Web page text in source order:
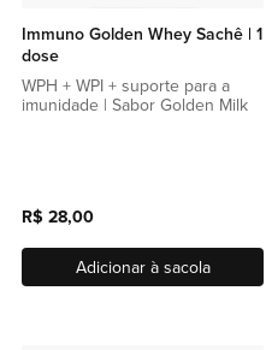
Immuno Golden Whey Sachê | 1
dose
WPH + WPI + suporte para a
imunidade | Sabor Golden Milk
R$ 28,00
Adicionar à sacola